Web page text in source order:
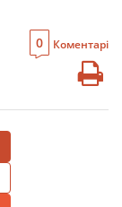
0 Коментарі